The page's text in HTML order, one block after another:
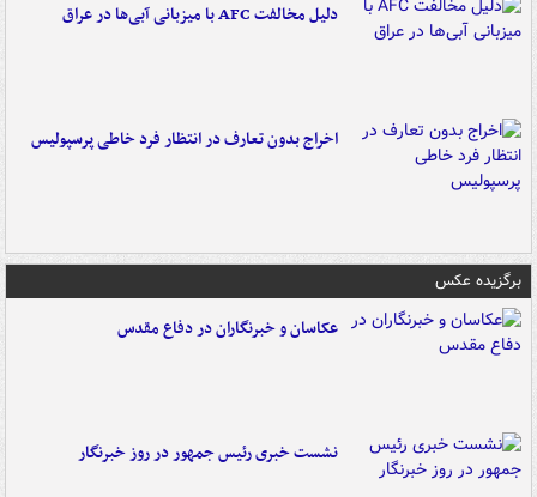
دلیل مخالفت AFC با میزبانی آبی‌ها در عراق
اخراج بدون تعارف در انتظار فرد خاطی پرسپولیس
برگزیده عکس
عکاسان و خبرنگاران در دفاع مقدس
نشست خبری رئیس جمهور در روز خبرنگار